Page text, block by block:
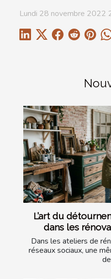
L’art du
dans les
Dans les ateliers de
réseaux sociaux, une
Lundi 28 novembre 2022